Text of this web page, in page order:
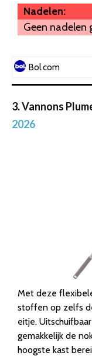
Nadelen:
Geen nadelen
Bol.com
3. Vannons
2026
Met deze
stoffen op zelfs
eitje.
gemakkelijk de
hoogste kast